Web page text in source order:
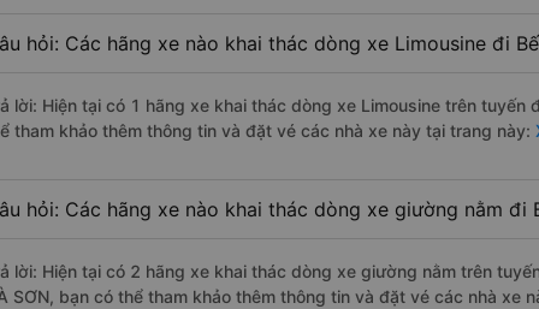
hỏi: Các hãng xe nào khai thác dòng xe Limousine đi
lời: Hiện tại có 1 hãng xe khai thác dòng xe Limousine trên tuyến
tham khảo thêm thông tin và đặt vé các nhà xe này tại trang này:
hỏi: Các hãng xe nào khai thác dòng xe giường nằm đi
lời: Hiện tại có 2 hãng xe khai thác dòng xe giường nằm trên
SƠN, bạn có thể tham khảo thêm thông tin và đặt vé các nhà xe